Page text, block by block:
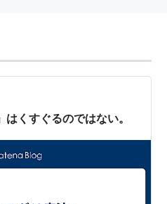
くすぐるのではない。